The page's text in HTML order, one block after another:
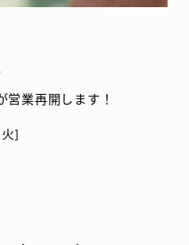
営業再開します！
]